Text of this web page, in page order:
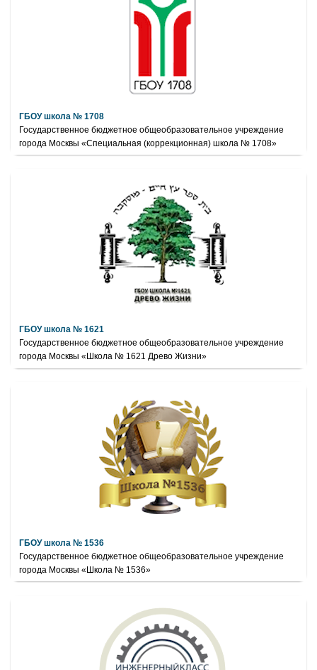
ГБОУ школа № 1708
Государственное бюджетное общеобразовательное учреждение
города Москвы «Специальная (коррекционная) школа № 1708»
ГБОУ школа № 1621
Государственное бюджетное общеобразовательное учреждение
города Москвы «Школа № 1621 Древо Жизни»
ГБОУ школа № 1536
Государственное бюджетное общеобразовательное учреждение
города Москвы «Школа № 1536»